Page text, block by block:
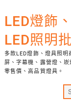
to
content
LED燈飾
LED照明
多款LED燈飾、燈具照
屏、字幕機、露營燈、
零售價、高品質燈具。